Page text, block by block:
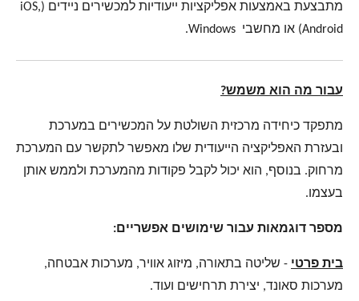
מתבצעת באמצעות אפליקציות ייעודיות למכשירים ניידים
(iOS,
Android) או מחשבי Windows.
עבור מה הוא משמש?
מתפקד כיחידה מרכזית השולטת על המכשירים במערכת
ובעזרת האפליקציה הייעודית שלו מאפשר לתקשר עם המערכת
מרחוק. בנוסף, הוא יכול לקבל פקודות מהמערכת ולממש אותן
בעצמו.
מספר דוגמאות עבור שימושים אפשריים:
בית פרטי - שליטה בתאורה, מיזוג אוויר, מערכות אבטחה,
מערכות סאונד, יצירת תרחישים ועוד.